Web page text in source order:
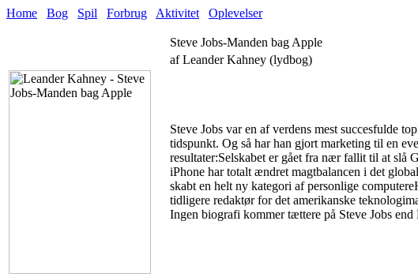
Home Bog Spil Forbrug Aktivitet Oplevelser
Steve Jobs-Manden bag Apple
af Leander Kahney (lydbog)
Steve Jobs var en af verdens mest succesfulde
tidspunkt. Og så har han gjort marketing til en
resultater:Selskabet er gået fra nær fallit til at slå
iPhone har totalt ændret magtbalancen i det
skabt en helt ny kategori af personlige
tidligere redaktør for det amerikanske
Ingen biografi kommer tættere på Steve Jobs end